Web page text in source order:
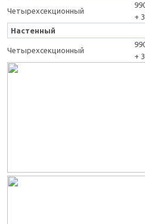
Четырехсекционный
+
Настенный
Четырехсекционный
+